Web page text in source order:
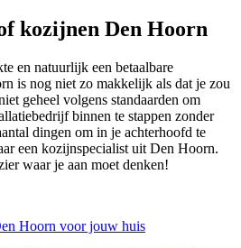
kozijnen Den Hoorn
en natuurlijk een betaalbare
is nog niet zo makkelijk als dat je zou
geheel volgens standaarden om
binnen te stappen zonder
dingen om in je achterhoofd te
een kozijnspecialist uit Den Hoorn.
waar je aan moet denken!
Hoorn voor jouw huis